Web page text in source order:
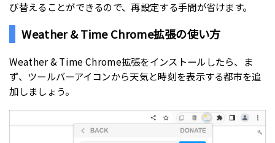
び替えることができるので、再設定する手間が省けます。
Weather & Time Chrome拡張の使い方
Weather & Time Chrome拡張をインストールしたら、ま
ず、ツールバーアイコンから天気と時刻を表示する都市を追
加しましょう。